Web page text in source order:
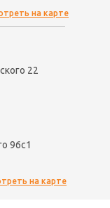
96с1
22
на карте
на карте